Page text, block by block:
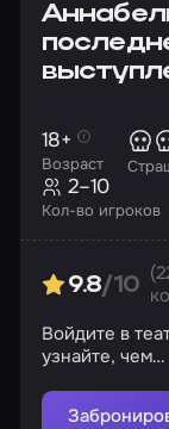
Возраст
18+
Кол-во игроков
2–10
9.8/10
Войдите в
узнайте, чем
представление